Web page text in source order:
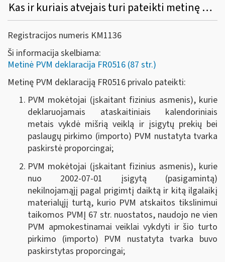
Kas ir kuriais atvejais turi pateikti metinę PVM deklaraciją (forma FR0516)?
Registracijos numeris KM1136
Ši informacija skelbiama:
Metinė PVM deklaracija FR0516 (87 str.)
Metinę PVM deklaraciją FR0516 privalo pateikti:
PVM mokėtojai (įskaitant fizinius asmenis), kurie
deklaruojamais ataskaitiniais kalendoriniais
metais vykdė mišrią veiklą ir įsigytų prekių bei
paslaugų pirkimo (importo) PVM nustatyta tvarka
paskirstė proporcingai;
PVM mokėtojai (įskaitant fizinius asmenis), kurie
nuo 2002-07-01 įsigytą (pasigamintą)
nekilnojamąjį pagal prigimtį daiktą ir kitą ilgalaikį
materialųjį turtą, kurio PVM atskaitos tikslinimui
taikomos PVMĮ 67 str. nuostatos, naudojo ne vien
PVM apmokestinamai veiklai vykdyti ir šio turto
pirkimo (importo) PVM nustatyta tvarka buvo
paskirstytas proporcingai;